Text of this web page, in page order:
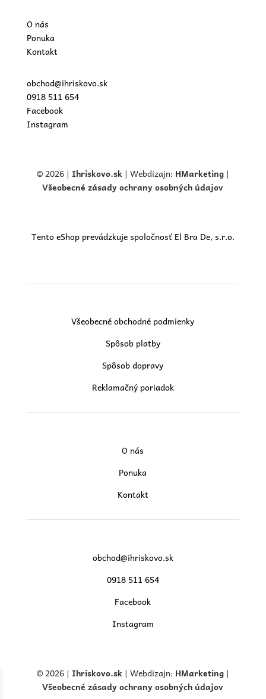
O nás
Ponuka
Kontakt
obchod@ihriskovo.sk
0918 511 654
Facebook
Instagram
© 2026 | Ihriskovo.sk| Webdizajn: HMarketing |
Všeobecné zásady ochrany osobných údajov
Tento eShop prevádzkuje spoločnosť El Bra De, s.r.o.
Všeobecné obchodné podmienky
Spôsob platby
Spôsob dopravy
Reklamačný poriadok
O nás
Ponuka
Kontakt
obchod@ihriskovo.sk
0918 511 654
Facebook
Instagram
© 2026 | Ihriskovo.sk| Webdizajn: HMarketing |
Všeobecné zásady ochrany osobných údajov